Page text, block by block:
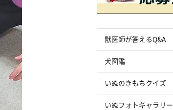
獣医師が答えるQ&A
犬図鑑
いぬのきもちクイズ
いぬフォトギャラリー